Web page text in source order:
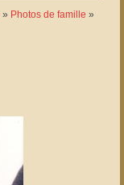
» Photos de famille »